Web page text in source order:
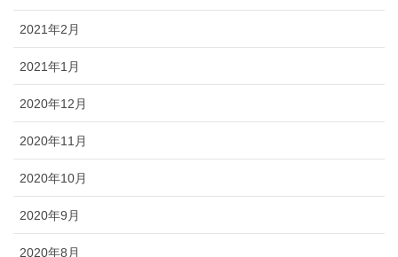
2021年2月
2021年1月
2020年12月
2020年11月
2020年10月
2020年9月
2020年8月